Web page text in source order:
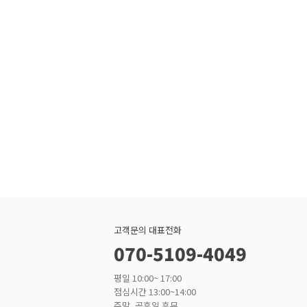
고객문의 대표전화
070-5109-4049
평일 10:00~ 17:00
점심시간 13:00~14:00